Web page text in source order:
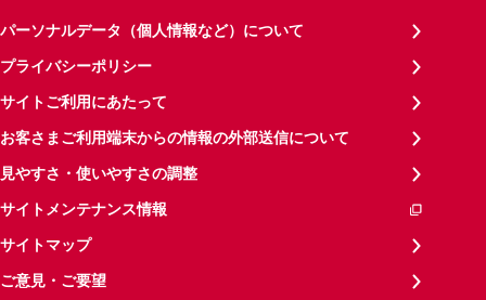
パーソナルデータ（個人情報など）について
プライバシーポリシー
サイトご利用にあたって
お客さまご利用端末からの情報の外部送信について
見やすさ・使いやすさの調整
サイトメンテナンス情報
サイトマップ
ご意見・ご要望